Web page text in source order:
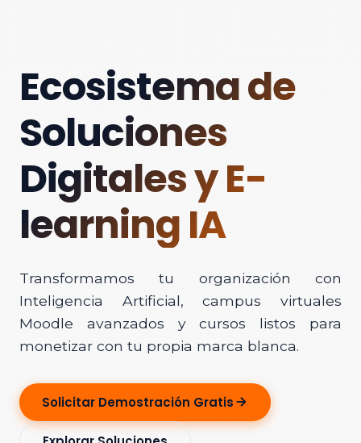
Ecosistema de
Soluciones
Digitales y E-
learning IA
Transformamos tu organización con
Inteligencia Artificial, campus virtuales
Moodle avanzados y cursos listos para
monetizar con tu propia marca blanca.
Solicitar Demostración Gratis